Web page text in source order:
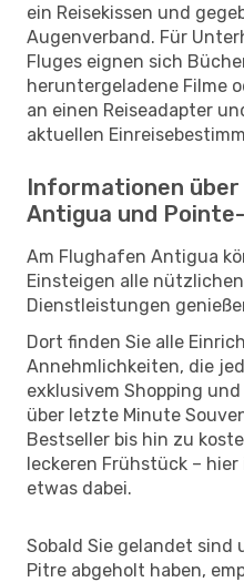
ein Reisekissen und
Augenverband. Für
Fluges eignen sich
heruntergeladene Filme
an einen Reiseadapter
aktuellen
Informationen über
Antigua und
Am Flughafen Antigua
Einsteigen alle
Dienstleistungen
Dort finden Sie alle
Annehmlichkeiten, die
exklusivem Shopping
über letzte Minute
Bestseller bis hin zu
leckeren Frühstück –
etwas dabei.
Sobald Sie gelandet sind
Pitre abgeholt haben,